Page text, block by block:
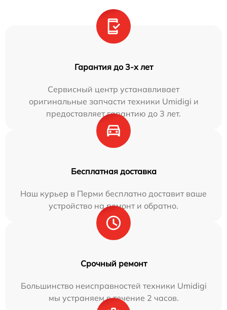
Гарантия до 3-х лет
Сервисный центр устанавливает
оригинальные запчасти техники Umidigi и
предоставляет гарантию до 3 лет.
Бесплатная доставка
Наш курьер в Перми бесплатно доставит ваше
устройство на ремонт и обратно.
Срочный ремонт
Большинство неисправностей техники Umidigi
мы устраняем в течение 2 часов.